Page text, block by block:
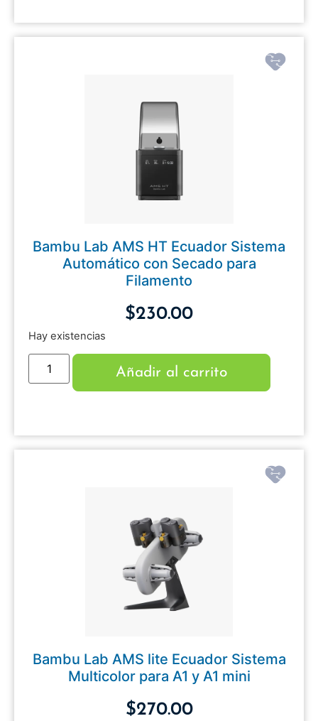
Bambu Lab AMS HT Ecuador Sistema
Automático con Secado para
Filamento
$230.00
Hay existencias
Añadir al carrito
Bambu Lab AMS lite Ecuador Sistema
Multicolor para A1 y A1 mini
$270.00